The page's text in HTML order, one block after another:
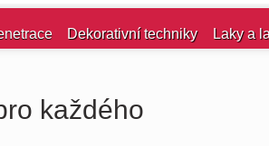
Dekorativní techniky Laky a
každého